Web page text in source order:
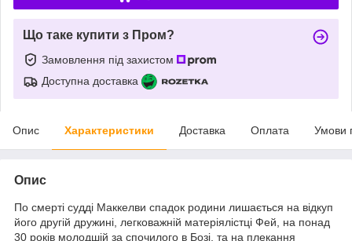
Що таке купити з Пром?
Замовлення під захистом
Доступна доставка
Опис Характеристики Доставка Оплата Умови
Опис
По смерті судді Маккелви спадок родини лишається на відкуп
його другій дружині, легковажній матеріялістці Фей, на понад
30 років молодшій за спочилого в Бозі, та на плекання